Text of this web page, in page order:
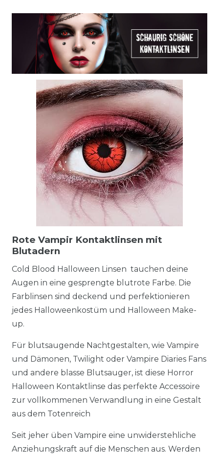
Rote Vampir Kontaktlinsen mit
Blutadern
Cold Blood Halloween Linsen tauchen deine
Augen in eine gesprengte blutrote Farbe. Die
Farblinsen sind deckend und perfektionieren
jedes Halloweenkostüm und Halloween Make-
up.
Für blutsaugende Nachtgestalten, wie Vampire
und Dämonen, Twilight oder Vampire Diaries Fans
und andere blasse Blutsauger, ist diese Horror
Halloween Kontaktlinse das perfekte Accessoire
zur vollkommenen Verwandlung in eine Gestalt
aus dem Totenreich
Seit jeher üben Vampire eine unwiderstehliche
Anziehungskraft auf die Menschen aus. Werden